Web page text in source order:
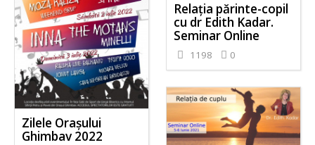
Zilele Orașului
Ghimbav 2022
Relația părinte-copil
cu dr Edith Kadar.
Seminar Online
1198 0